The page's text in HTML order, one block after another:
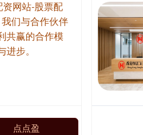
网站-股票配
们与合作伙伴
共赢的合作模
步。
点点盈